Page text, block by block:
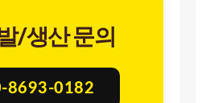
/생산 문의
8693-0182